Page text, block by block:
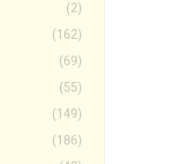
(2)
(162)
(69)
(55)
(149)
(186)